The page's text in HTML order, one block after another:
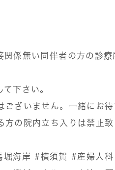
関係無い同伴者の方の診
下さい。
ざいません。一緒にお待
の院内立ち入りは禁止致
堀海岸 #横須賀 #産婦人科